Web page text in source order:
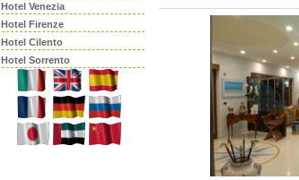
Hotel Venezia
Hotel Firenze
Hotel Cilento
Hotel Sorrento